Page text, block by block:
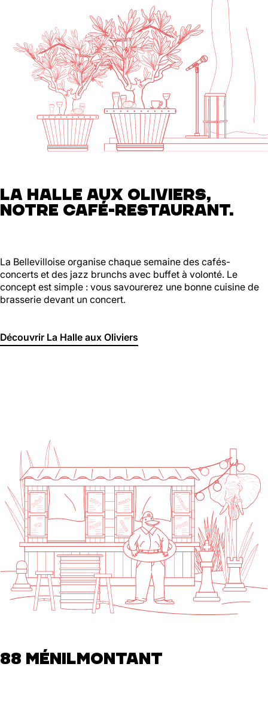
LA HALLE AUX OLIVIERS,
NOTRE CAFÉ-RESTAURANT.
La Bellevilloise organise chaque semaine des cafés-
concerts et des jazz brunchs avec buffet à volonté. Le
concept est simple : vous savourerez une bonne cuisine de
brasserie devant un concert.
Découvrir La Halle aux Oliviers
88 MÉNILMONTANT